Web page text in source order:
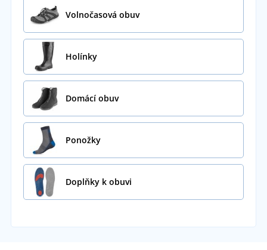
Volnočasová obuv
Holínky
Domácí obuv
Ponožky
Doplňky k obuvi